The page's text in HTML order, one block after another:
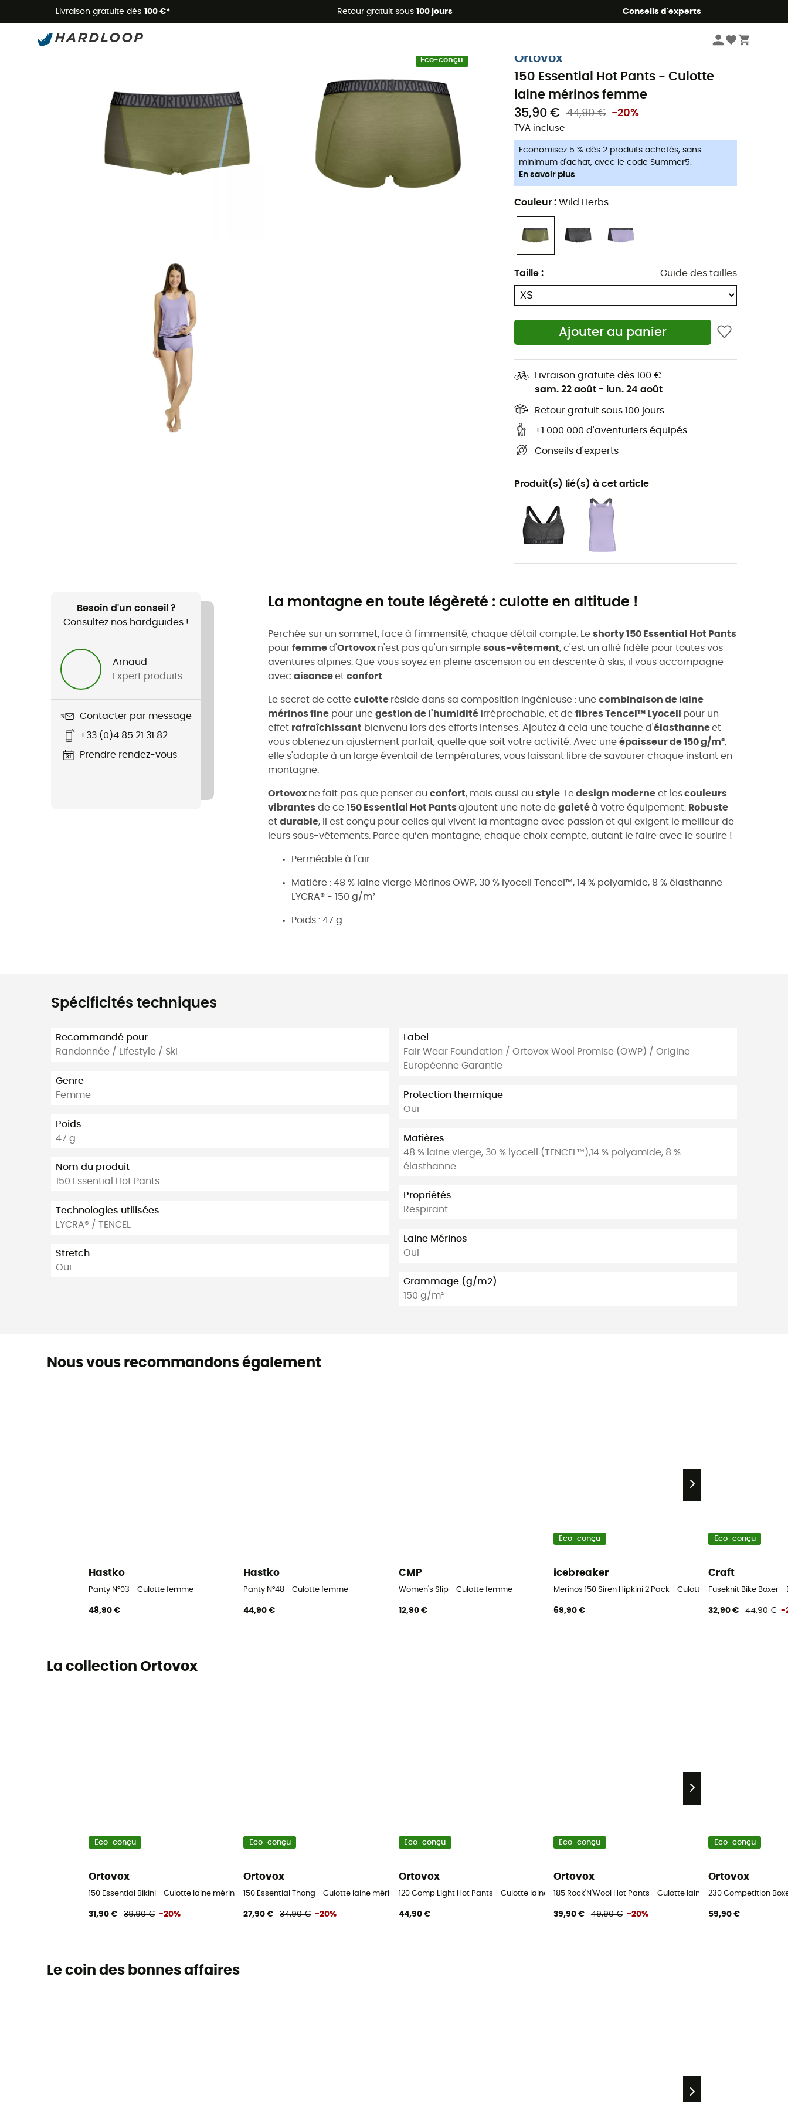
Livraison gratuite dès 100 €* Retour gratuit sous 100 jours Conseils d'experts
Promos d'été 🔥 -5 % EXTRA dès 2 produits* code Summer5
Eco-conçu
Sous-vêtements sport femme Boxers et
Ortovox
150 Essential Hot Pants - Culotte
laine mérinos femme
35,90 €
44,90 € -20%
TVA incluse
Economisez 5 % dès 2 produits achetés, sans
minimum d'achat, avec le code Summer5.
En savoir plus
Couleur : Wild Herbs
Taille : Guide des tailles
Ajouter au panier
Livraison gratuite dès 100 €
sam. 22 août - lun. 24 août
Retour gratuit sous 100 jours
+1 000 000 d'aventuriers équipés
Conseils d'experts
Produit(s) lié(s) à cet article
Besoin d'un conseil ?
Consultez nos hardguides !
Arnaud
Expert produits
Contacter par message
+33 (0)4 85 21 31 82
Prendre rendez-vous
La montagne en toute légèreté : culotte en altitude !
Perchée sur un sommet, face à l'immensité, chaque détail compte. Le shorty 150 Essential Hot Pants
pour femmed'Ortovox n'est pas qu'un simple sous-vêtement, c'est un allié fidèle pour toutes vos
aventures alpines. Que vous soyez en pleine ascension ou en descente à skis, il vous accompagne
avec aisanceet confort
Le secret de cette culotte réside dans sa composition ingénieuse : une combinaison de laine
mérinos fine pour une gestion de l'humidité irréprochable, et de fibres Tencel™ Lyocell pour un
effet rafraîchissant bienvenu lors des efforts intenses. Ajoutez à cela une touche d'élasthanneet
vous obtenez un ajustement parfait, quelle que soit votre activité. Avec une épaisseur de 150 g/m²,
elle s'adapte à un large éventail de températures, vous laissant libre de savourer chaque instant en
montagne.
Ortovox ne fait pas que penser au confort, mais aussi au style . Ledesign moderne et lescouleurs
vibrantes de ce 150 Essential Hot Pantsajoutent une note de gaietéà votre équipement. Robuste
et durable, il est conçu pour celles qui vivent la montagne avec passion et qui exigent le meilleur de
leurs sous-vêtements. Parce qu’en montagne, chaque choix compte, autant le faire avec le sourire !
Perméable à l'air
Matière : 48 % laine vierge Mérinos OWP, 30 % lyocell Tencel™, 14 % polyamide, 8 % élasthanne
LYCRA® - 150 g/m²
Poids : 47 g
Spécificités techniques
Recommandé pour
Randonnée / Lifestyle / Ski
Genre
Femme
Poids
47 g
Nom du produit
150 Essential Hot Pants
Technologies utilisées
LYCRA® / TENCEL
Stretch
Oui
Label
Fair Wear Foundation / Ortovox Wool Promise (OWP) / Origine
Européenne Garantie
Protection thermique
Oui
Matières
48 % laine vierge, 30 % lyocell (TENCEL™),14 % polyamide, 8 %
élasthanne
Propriétés
Respirant
Laine Mérinos
Oui
Grammage (g/m2)
150 g/m²
Nous vous recommandons également
Hastko
Panty N°03 - Culotte femme
48,90 €
Hastko
Panty N°48 - Culotte femme
44,90 €
CMP
Women's Slip - Culotte femme
12,90 €
Eco-conçu
icebreaker
Merinos 150 Siren Hipkini 2 Pack - Culotte femme
69,90 €
Eco-conçu
Craft
Fuseknit Bike Boxer -
32,90 € 44,90 € -
La collection Ortovox
Eco-conçu
Ortovox
150 Essential Bikini - Culotte laine mérinos femme
31,90 € 39,90 € -20%
Eco-conçu
Ortovox
150 Essential Thong - Culotte laine mérinos femme
27,90 € 34,90 € -20%
Eco-conçu
Ortovox
120 Comp Light Hot Pants - Culotte laine mérinos femme
44,90 €
Eco-conçu
Ortovox
185 Rock'N'Wool Hot Pants - Culotte laine mérinos femme
39,90 € 49,90 € -20%
Eco-conçu
Ortovox
230 Competition
59,90 €
Le coin des bonnes affaires